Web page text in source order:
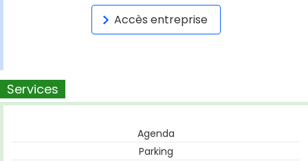
Accès entreprise
Services
Agenda
Parking